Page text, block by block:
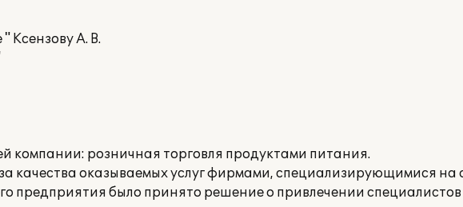
Ксензову А. В.
компании: розничная торговля продуктами питания.
качества оказываемых услуг фирмами, специализирующимися на
предприятия было принято решение о привлечении